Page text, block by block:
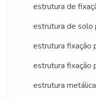
oferece, como
inversor grid tie
alto padrão, a
profissionais
conquistando
estrutura de
estrutura de solo
estrutura fixação
estrutura fixação
estrutura